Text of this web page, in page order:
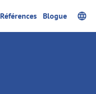
Références Blogue